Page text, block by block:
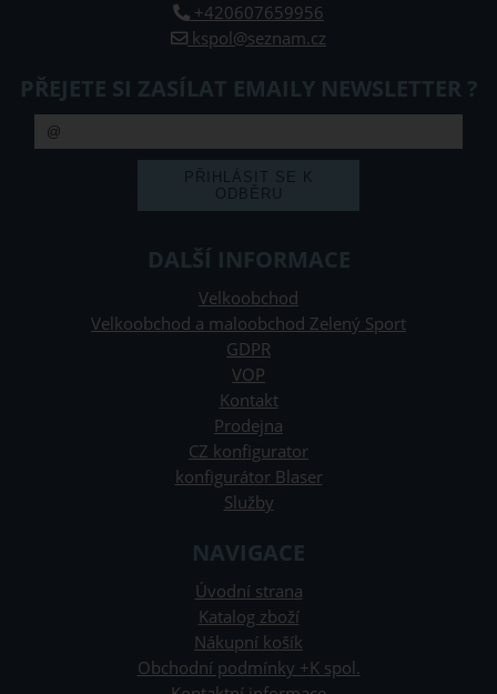
+420607659956
kspol@seznam.cz
PŘEJETE SI ZASÍLAT EMAILY NEWSLETTER ?
DALŠÍ INFORMACE
Velkoobchod
Velkoobchod a maloobchod Zelený Sport
GDPR
VOP
Kontakt
Prodejna
CZ konfigurator
konfigurátor Blaser
Služby
NAVIGACE
Úvodní strana
Katalog zboží
Nákupní košík
Obchodní podmínky +K spol.